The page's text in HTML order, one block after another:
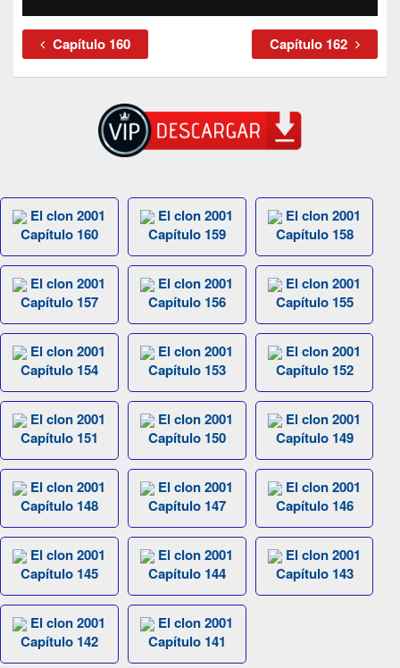
Capítulo 160 Capítulo 162
El clon 2001
Capítulo 160
El clon 2001
Capítulo 159
El clon 2001
Capítulo 158
El clon 2001
Capítulo 157
El clon 2001
Capítulo 156
El clon 2001
Capítulo 155
El clon 2001
Capítulo 154
El clon 2001
Capítulo 153
El clon 2001
Capítulo 152
El clon 2001
Capítulo 151
El clon 2001
Capítulo 150
El clon 2001
Capítulo 149
El clon 2001
Capítulo 148
El clon 2001
Capítulo 147
El clon 2001
Capítulo 146
El clon 2001
Capítulo 145
El clon 2001
Capítulo 144
El clon 2001
Capítulo 143
El clon 2001
Capítulo 142
El clon 2001
Capítulo 141